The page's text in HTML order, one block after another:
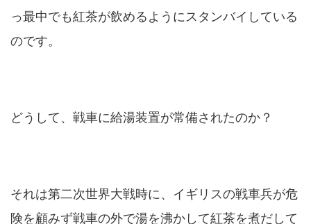
っ最中でも紅茶が飲めるようにスタンバイしている
のです。
どうして、戦車に給湯装置が常備されたのか？
それは第二次世界大戦時に、イギリスの戦車兵が危
険を顧みず戦車の外で湯を沸かして紅茶を煮だして